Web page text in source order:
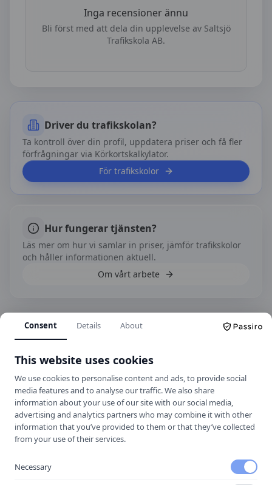
Inga recensioner ännu
Bli först med att dela din upplevelse av Saltsjö
Trafikskola AB.
Driver du trafikskolan?
Ta kontroll över din profil, uppdatera priser och få fler
förfrågningar via Körkortskalkylator.
För trafikskolor
Hur fungerar tjänsten?
Läs mer om hur vi samlar in priser, jämför trafikskolor
och håller informationen aktuell.
Om vårt arbete
Kontakt
+46 8 642 64 40
info@saltsjotrafikskola.se
Hemsida
Consent Details About
This website uses cookies
We use cookies to personalise content and ads, to provide social
media features and to analyse our traffic. We also share
information about your use of our site with our social media,
advertising and analytics partners who may combine it with other
information that you’ve provided to them or that they’ve collected
from your use of their services.
Necessary